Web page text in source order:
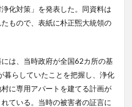
化対策」を発表した。同資料は
もので、表紙に朴正煕大統領の
は、当時政府が全国62カ所の基
暮らしていたことを把握し、浄化
に専用アパートを建てる計画が
ている。当時の被害者の証言に